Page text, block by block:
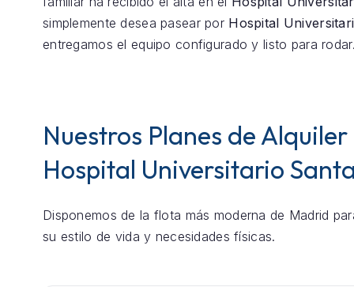
simplemente desea pasear por Hospital
entregamos el equipo configurado y listo para
Nuestros Planes de Alquiler
Hospital Universitario
Disponemos de la flota más moderna de Madrid
su estilo de vida y necesidades físicas.